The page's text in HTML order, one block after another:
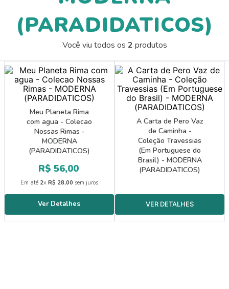
(PARADIDATICOS)
Você viu todos os 2 produtos
Meu Planeta Rima
com agua - Colecao
Nossas Rimas -
MODERNA
(PARADIDATICOS)
R$ 56,00
Em até 2x R$ 28,00 sem juros
A Carta de Pero Vaz
de Caminha -
Coleção Travessias
(Em Portuguese do
Brasil) - MODERNA
(PARADIDATICOS)
10º bernoulli